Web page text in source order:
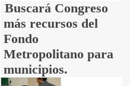
Buscará Congreso
más recursos del
Fondo
Metropolitano para
municipios.